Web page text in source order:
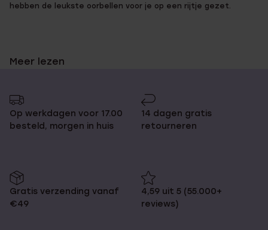
hebben de leukste oorbellen voor je op een rijtje gezet.
Kiezen voor de stoerste stalen heren
De stalen heren oorbellen die we hebben op de website zijn
allemaal oorstekers. Het ligt aan wat je uit wil stralen welke
heren die van een beetje bling houden zijn er oorbellen met
doorzichtige zirkonia stenen. De oorbellen zijn per paar van
twee te verkrijgen, maar je kunt er natuurlijk ook voor kiezen
om er casual één te dragen, handig, mocht je hem kwijtraken
Meer lezen
Op werkdagen voor 17.00
besteld, morgen in huis
14 dagen gratis
retourneren
Gratis verzending vanaf
€49
4,59 uit 5 (55.000+
reviews)